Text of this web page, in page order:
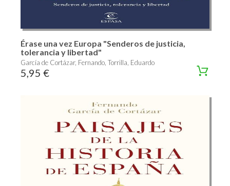
Érase una vez Europa "Senderos de justicia,
tolerancia y libertad"
García de Cortázar, Fernando, Torrilla, Eduardo
5,95 €